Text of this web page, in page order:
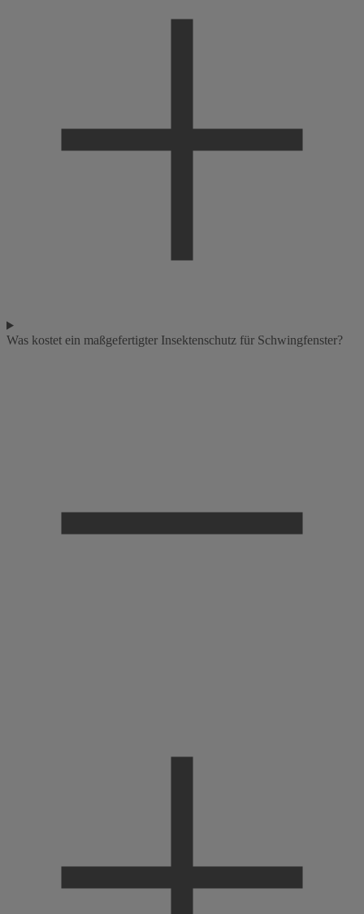
Was kostet ein maßgefertigter Insektenschutz für Schwingfenster?